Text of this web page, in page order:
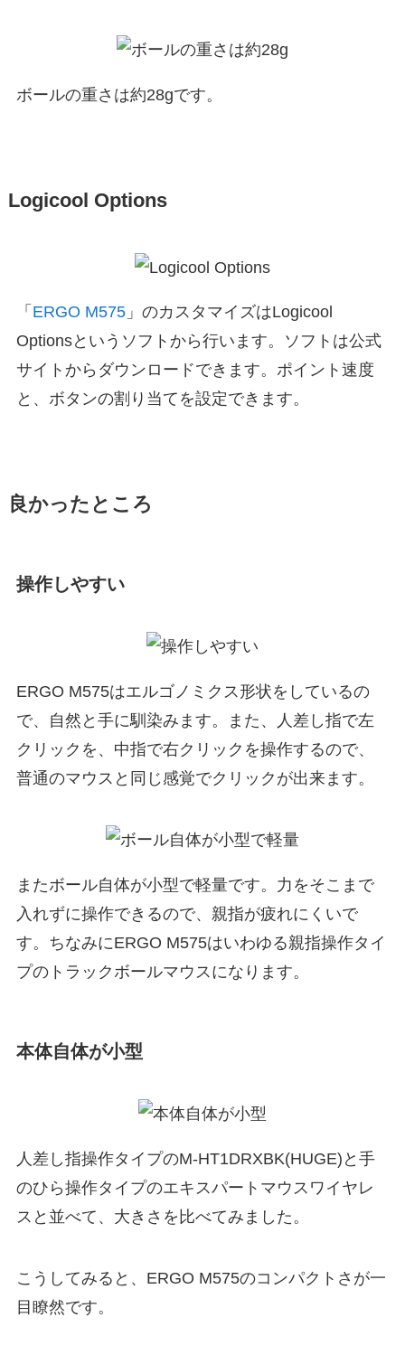
ボールの重さは約28gです。
Logicool Options
「 ERGO M575」のカスタマイズはLogicool
Optionsというソフトから行います。ソフトは公式
サイトからダウンロードできます。ポイント速度
と、ボタンの割り当てを設定できます。
良かったところ
操作しやすい
ERGO M575はエルゴノミクス形状をしているの
で、自然と手に馴染みます。また、人差し指で左
クリックを、中指で右クリックを操作するので、
普通のマウスと同じ感覚でクリックが出来ます。
またボール自体が小型で軽量です。力をそこまで
入れずに操作できるので、親指が疲れにくいで
す。ちなみにERGO M575はいわゆる親指操作タイ
プのトラックボールマウスになります。
本体自体が小型
人差し指操作タイプのM-HT1DRXBK(HUGE)と手
のひら操作タイプのエキスパートマウスワイヤレ
スと並べて、大きさを比べてみました。
こうしてみると、ERGO M575のコンパクトさが一
目瞭然です。